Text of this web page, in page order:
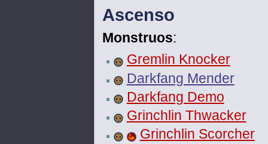
Ascenso
Monstruos:
Gremlin Knocker
Darkfang Mender
Darkfang Demo
Grinchlin Thwacker
Grinchlin Scorcher